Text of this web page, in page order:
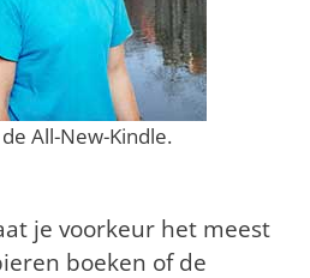
All-New-Kindle.
je voorkeur het meest
boeken of de